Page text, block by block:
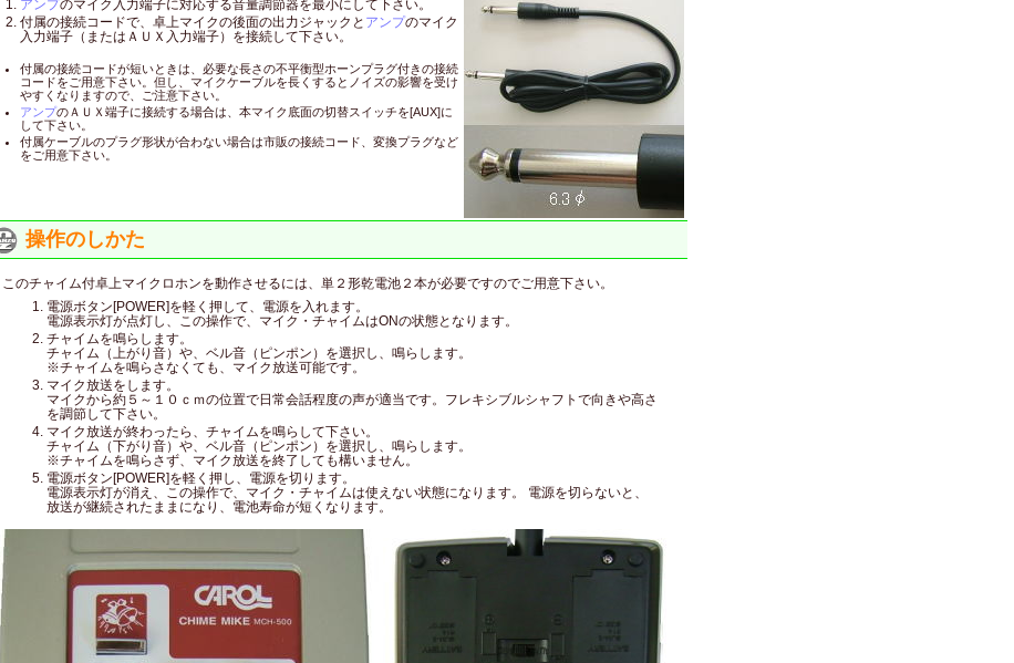
アンプのマイク入力端子に対応する音量調節器を最小にして下さい。
付属の接続コードで、卓上マイクの後面の出力ジャックと アンプのマイク
入力端子（またはＡＵＸ入力端子）を接続して下さい。
付属の接続コードが短いときは、必要な長さの不平衡型ホーンプラグ付きの接続
コードをご用意下さい。但し、マイクケーブルを長くするとノイズの影響を受け
やすくなりますので、ご注意下さい。
アンプのＡＵＸ端子に接続する場合は、本マイク底面の切替スイッチを[AUX]に
して下さい。
付属ケーブルのプラグ形状が合わない場合は市販の接続コード、変換プラグなど
をご用意下さい。
操作のしかた
このチャイム付卓上マイクロホンを動作させるには、単２形乾電池２本が必要ですのでご用意下さい。
電源ボタン[POWER]を軽く押して、電源を入れます。
電源表示灯が点灯し、この操作で、マイク・チャイムはONの状態となります。
チャイムを鳴らします。
チャイム（上がり音）や、ベル音（ピンポン）を選択し、鳴らします。
※チャイムを鳴らさなくても、マイク放送可能です。
マイク放送をします。
マイクから約５～１０ｃｍの位置で日常会話程度の声が適当です。フレキシブルシャフトで向きや高さ
を調節して下さい。
マイク放送が終わったら、チャイムを鳴らして下さい。
チャイム（下がり音）や、ベル音（ピンポン）を選択し、鳴らします。
※チャイムを鳴らさず、マイク放送を終了しても構いません。
電源ボタン[POWER]を軽く押し、電源を切ります。
電源表示灯が消え、この操作で、マイク・チャイムは使えない状態になります。 電源を切らないと、
放送が継続されたままになり、電池寿命が短くなります。